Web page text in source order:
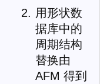
用形状数
据库中的
周期结构
替换由
AFM 得到